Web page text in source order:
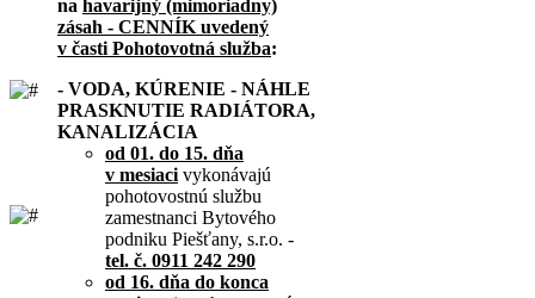
na havarijný (mimoriadny)
zásah - CENNÍK uvedený
v časti Pohotovotná služba:
- VODA, KÚRENIE - NÁHLE
PRASKNUTIE RADIÁTORA,
KANALIZÁCIA
od 01. do 15. dňa
v mesiaci vykonávajú
pohotovostnú službu
zamestnanci Bytového
podniku Piešťany, s.r.o. -
tel. č. 0911 242 290
od 16. dňa do konca